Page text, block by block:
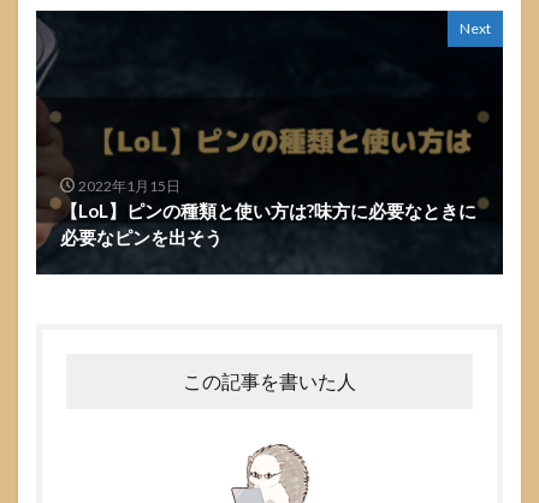
Next
2022年1月15日
【LoL】ピンの種類と使い方は?味方に必要なときに
必要なピンを出そう
この記事を書いた人